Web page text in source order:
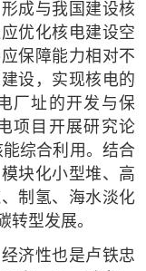
成与我国建设核
优化核电建设空
保障能力相对不
设，实现核电的
厂址的开发与保
项目开展研究论
综合利用。结合
块化小型堆、高
制氢、海水淡化
转型发展。
济性也是卢铁忠